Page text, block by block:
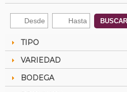
BUSCAR
TIPO
VARIEDAD
BODEGA